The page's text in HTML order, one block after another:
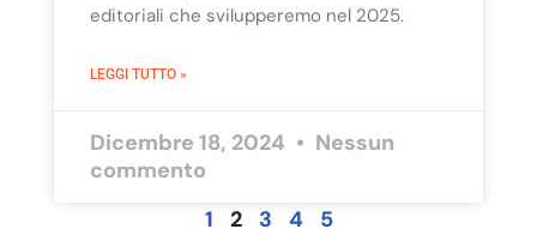
editoriali che svilupperemo nel 2025.
LEGGI TUTTO »
Dicembre 18, 2024
Nessun
commento
1
2 3 4 5